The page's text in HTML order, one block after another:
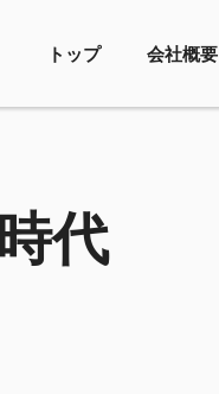
トップ 会社概要
代